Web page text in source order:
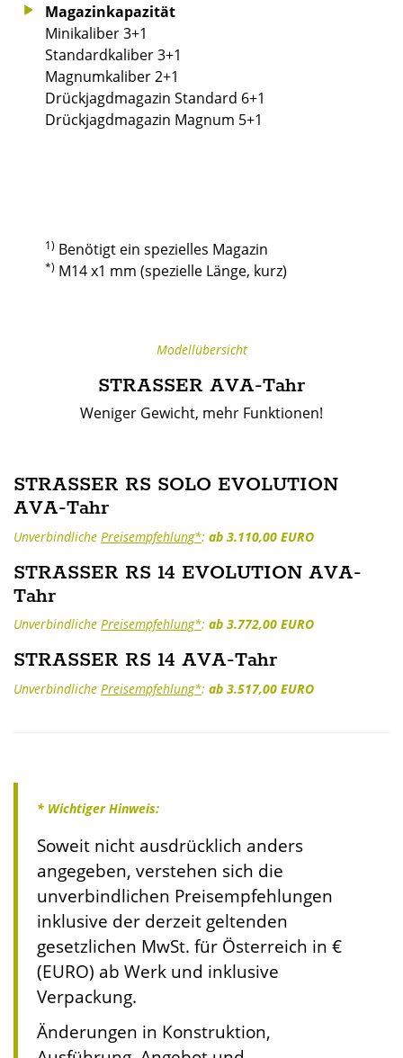
Magazinkapazität
Minikaliber 3+1
Standardkaliber 3+1
Magnumkaliber 2+1
Drückjagdmagazin Standard 6+1
Drückjagdmagazin Magnum 5+1
1) Benötigt ein spezielles Magazin
*) M14 x1 mm (spezielle Länge, kurz)
Modellübersicht
STRASSER AVA-Tahr
Weniger Gewicht, mehr Funktionen!
STRASSER RS SOLO EVOLUTION
AVA-Tahr
Unverbindliche Preisempfehlung*: ab 3.110,00 EURO
STRASSER RS 14 EVOLUTION AVA-
Tahr
Unverbindliche Preisempfehlung*: ab 3.772,00 EURO
STRASSER RS 14 AVA-Tahr
Unverbindliche Preisempfehlung*: ab 3.517,00 EURO
* Wichtiger Hinweis:
Soweit nicht ausdrücklich anders
angegeben, verstehen sich die
unverbindlichen Preisempfehlungen
inklusive der derzeit geltenden
gesetzlichen MwSt. für Österreich in €
(EURO) ab Werk und inklusive
Verpackung.
Änderungen in Konstruktion,